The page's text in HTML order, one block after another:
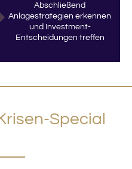
Abschließend
Anlagestrategien erkennen
und Investment-
Entscheidungen treffen
Special